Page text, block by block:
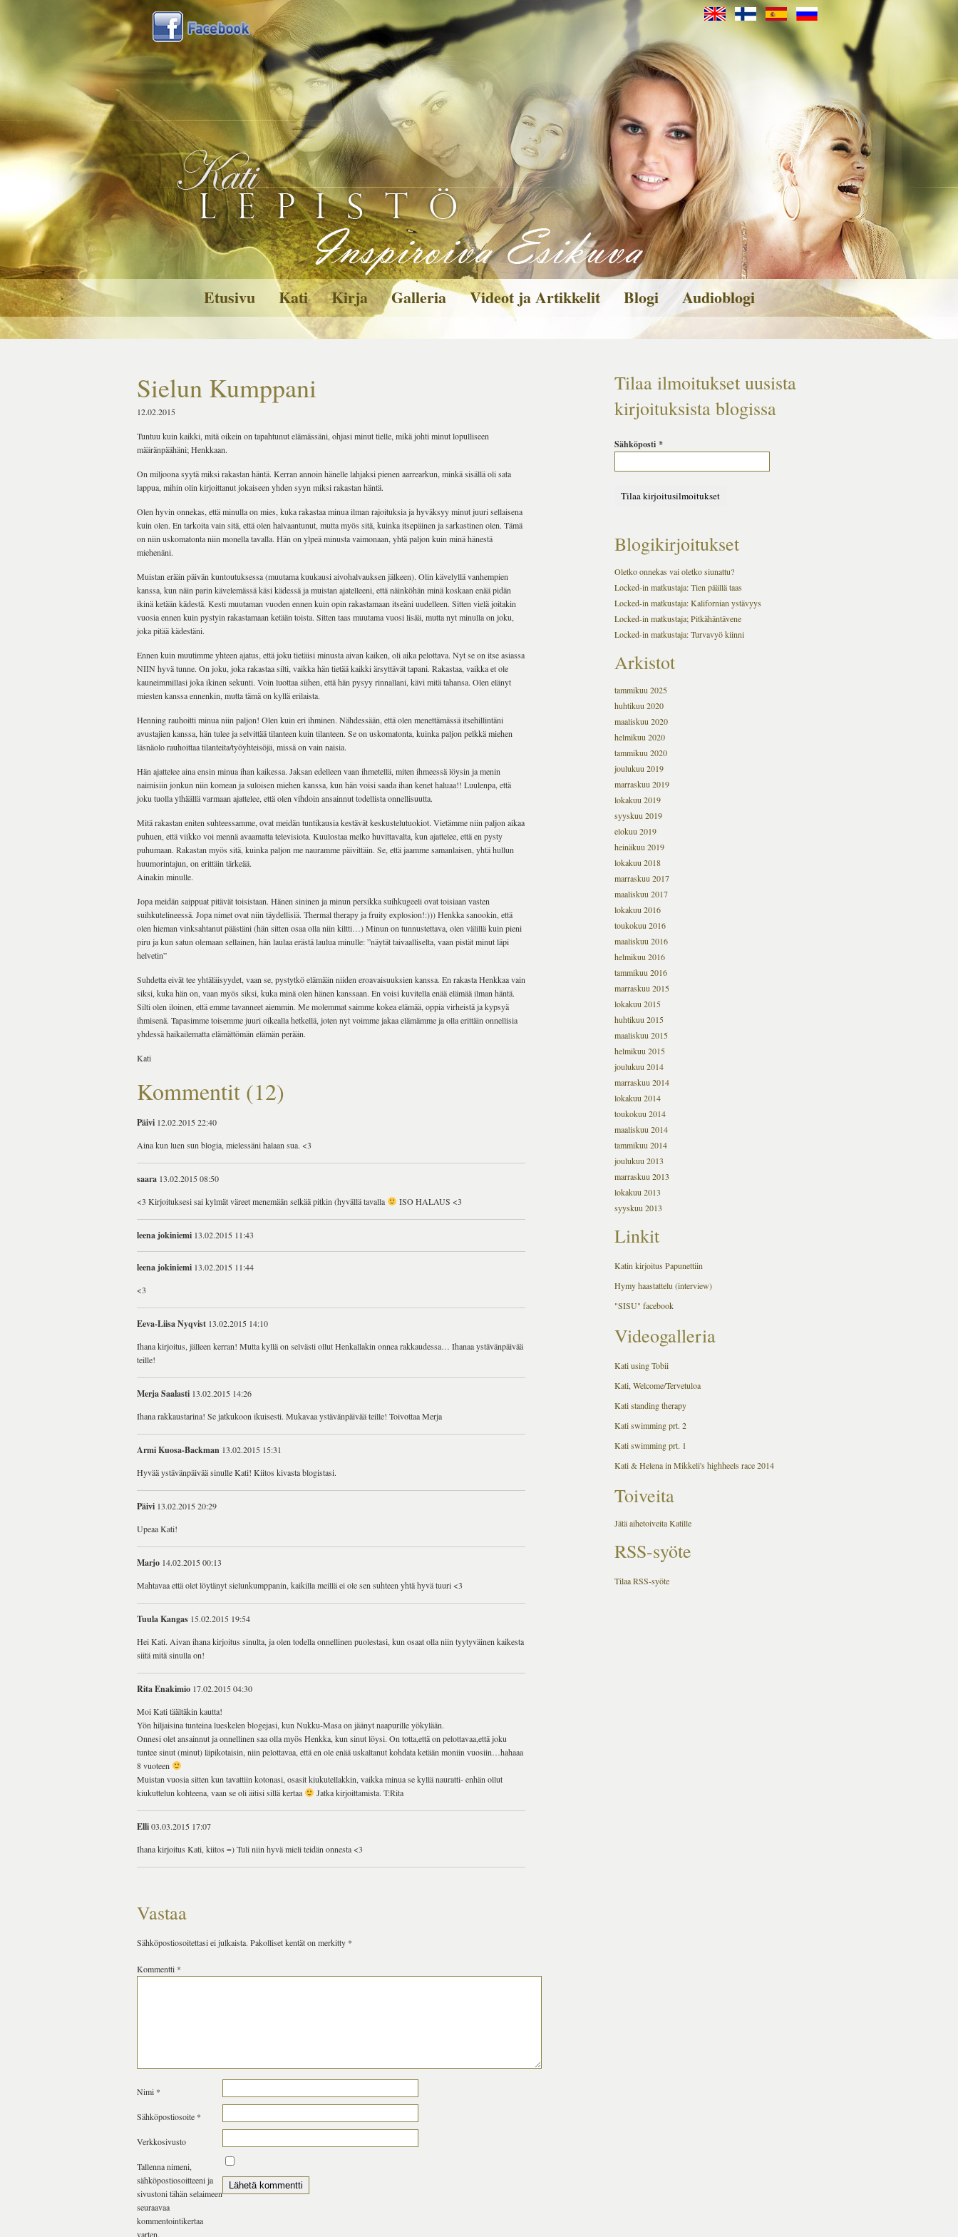
Etusivu Kati Kirja Galleria Videot ja Artikkelit Blogi
Toiveita
Audioblogi
Sielun Kumppani
12.02.2015
Tuntuu kuin kaikki, mitä oikein on tapahtunut elämässäni, ohjasi minut tielle, mikä johti minut lopulliseen
määränpäähäni; Henkkaan.
On miljoona syytä miksi rakastan häntä. Kerran annoin hänelle lahjaksi pienen aarrearkun, minkä sisällä oli sata
lappua, mihin olin kirjoittanut jokaiseen yhden syyn miksi rakastan häntä.
Olen hyvin onnekas, että minulla on mies, kuka rakastaa minua ilman rajoituksia ja hyväksyy minut juuri sellaisena
kuin olen. En tarkoita vain sitä, että olen halvaantunut, mutta myös sitä, kuinka itsepäinen ja sarkastinen olen. Tämä
on niin uskomatonta niin monella tavalla. Hän on ylpeä minusta vaimonaan, yhtä paljon kuin minä hänestä
miehenäni.
Muistan erään päivän kuntoutuksessa (muutama kuukausi aivohalvauksen jälkeen). Olin kävelyllä vanhempien
kanssa, kun näin parin kävelemässä käsi kädessä ja muistan ajatelleeni, että näinköhän minä koskaan enää pidän
ikinä ketään kädestä. Kesti muutaman vuoden ennen kuin opin rakastamaan itseäni uudelleen. Sitten vielä joitakin
vuosia ennen kuin pystyin rakastamaan ketään toista. Sitten taas muutama vuosi lisää, mutta nyt minulla on joku,
joka pitää kädestäni.
Ennen kuin muutimme yhteen ajatus, että joku tietäisi minusta aivan kaiken, oli aika pelottava. Nyt se on itse asiassa
NIIN hyvä tunne. On joku, joka rakastaa silti, vaikka hän tietää kaikki ärsyttävät tapani. Rakastaa, vaikka et ole
kauneimmillasi joka ikinen sekunti. Voin luottaa siihen, että hän pysyy rinnallani, kävi mitä tahansa. Olen elänyt
miesten kanssa ennenkin, mutta tämä on kyllä erilaista.
Henning rauhoitti minua niin paljon! Olen kuin eri ihminen. Nähdessään, että olen menettämässä itsehillintäni
avustajien kanssa, hän tulee ja selvittää tilanteen kuin tilanteen. Se on uskomatonta, kuinka paljon pelkkä miehen
läsnäolo rauhoittaa tilanteita/työyhteisöjä, missä on vain naisia.
Hän ajattelee aina ensin minua ihan kaikessa. Jaksan edelleen vaan ihmetellä, miten ihmeessä löysin ja menin
naimisiin jonkun niin komean ja suloisen miehen kanssa, kun hän voisi saada ihan kenet haluaa!! Luulenpa, että
joku tuolla ylhäällä varmaan ajattelee, että olen vihdoin ansainnut todellista onnellisuutta.
Mitä rakastan eniten suhteessamme, ovat meidän tuntikausia kestävät keskustelutuokiot. Vietämme niin paljon aikaa
puhuen, että viikko voi mennä avaamatta televisiota. Kuulostaa melko huvittavalta, kun ajattelee, että en pysty
puhumaan. Rakastan myös sitä, kuinka paljon me nauramme päivittäin. Se, että jaamme samanlaisen, yhtä hullun
huumorintajun, on erittäin tärkeää.
Ainakin minulle.
Jopa meidän saippuat pitävät toisistaan. Hänen sininen ja minun persikka suihkugeeli ovat toisiaan vasten
suihkutelineessä. Jopa nimet ovat niin täydellisiä. Thermal therapy ja fruity explosion!:))) Henkka sanookin, että
olen hieman vinksahtanut päästäni (hän sitten osaa olla niin kiltti…) Minun on tunnustettava, olen välillä kuin pieni
piru ja kun satun olemaan sellainen, hän laulaa erästä laulua minulle: ”näytät taivaalliselta, vaan pistät minut läpi
helvetin”
Suhdetta eivät tee yhtäläisyydet, vaan se, pystytkö elämään niiden eroavaisuuksien kanssa. En rakasta Henkkaa vain
siksi, kuka hän on, vaan myös siksi, kuka minä olen hänen kanssaan. En voisi kuvitella enää elämää ilman häntä.
Silti olen iloinen, että emme tavanneet aiemmin. Me molemmat saimme kokea elämää, oppia virheistä ja kypsyä
ihmisenä. Tapasimme toisemme juuri oikealla hetkellä, joten nyt voimme jakaa elämämme ja olla erittäin onnellisia
yhdessä haikailematta elämättömän elämän perään.
Kati
Kommentit (12)
Päivi 12.02.2015 22:40
Aina kun luen sun blogia, mielessäni halaan sua. <3
saara 13.02.2015 08:50
<3 Kirjoituksesi sai kylmät väreet menemään selkää pitkin (hyvällä tavalla
ISO HALAUS <3
leena jokiniemi 13.02.2015 11:43
leena jokiniemi 13.02.2015 11:44
<3
Eeva-Liisa Nyqvist 13.02.2015 14:10
Ihana kirjoitus, jälleen kerran! Mutta kyllä on selvästi ollut Henkallakin onnea rakkaudessa… Ihanaa ystävänpäivää
teille!
Merja Saalasti 13.02.2015 14:26
Ihana rakkaustarina! Se jatkukoon ikuisesti. Mukavaa ystävänpäivää teille! Toivottaa Merja
Armi Kuosa-Backman 13.02.2015 15:31
Hyvää ystävänpäivää sinulle Kati! Kiitos kivasta blogistasi.
Päivi 13.02.2015 20:29
Upeaa Kati!
Marjo 14.02.2015 00:13
Mahtavaa että olet löytänyt sielunkumppanin, kaikilla meillä ei ole sen suhteen yhtä hyvä tuuri <3
Tuula Kangas 15.02.2015 19:54
Hei Kati. Aivan ihana kirjoitus sinulta, ja olen todella onnellinen puolestasi, kun osaat olla niin tyytyväinen kaikesta
siitä mitä sinulla on!
Rita Enakimio 17.02.2015 04:30
Moi Kati täältäkin kautta!
Yön hiljaisina tunteina lueskelen blogejasi, kun Nukku-Masa on jäänyt naapurille yökylään.
Onnesi olet ansainnut ja onnellinen saa olla myös Henkka, kun sinut löysi. On totta,että on pelottavaa,että joku
tuntee sinut (minut) läpikotaisin, niin pelottavaa, että en ole enää uskaltanut kohdata ketään moniin vuosiin…hahaaa
8 vuoteen
Muistan vuosia sitten kun tavattiin kotonasi, osasit kiukutellakkin, vaikka minua se kyllä nauratti- enhän ollut
kiukuttelun kohteena, vaan se oli äitisi sillä kertaa
Jatka kirjoittamista. T:Rita
Elli03.03.2015 17:07
Ihana kirjoitus Kati, kiitos =) Tuli niin hyvä mieli teidän onnesta <3
Vastaa
Sähköpostiosoitettasi ei julkaista. Pakolliset kentät on merkitty *
Kommentti *
Nimi *
Sähköpostiosoite *
Verkkosivusto
Tallenna nimeni,
sähköpostiosoitteeni ja
sivustoni tähän selaimeen
seuraavaa
kommentointikertaa
varten.
Tilaa ilmoitukset uusista
kirjoituksista blogissa
Sähköposti *
Blogikirjoitukset
Oletko onnekas vai oletko siunattu?
Locked-in matkustaja: Tien päällä taas
Locked-in matkustaja: Kalifornian ystävyys
Locked-in matkustaja; Pitkähäntävene
Locked-in matkustaja: Turvavyö kiinni
Arkistot
tammikuu 2025
huhtikuu 2020
maaliskuu 2020
helmikuu 2020
tammikuu 2020
joulukuu 2019
marraskuu 2019
lokakuu 2019
syyskuu 2019
elokuu 2019
heinäkuu 2019
lokakuu 2018
marraskuu 2017
maaliskuu 2017
lokakuu 2016
toukokuu 2016
maaliskuu 2016
helmikuu 2016
tammikuu 2016
marraskuu 2015
lokakuu 2015
huhtikuu 2015
maaliskuu 2015
helmikuu 2015
joulukuu 2014
marraskuu 2014
lokakuu 2014
toukokuu 2014
maaliskuu 2014
tammikuu 2014
joulukuu 2013
marraskuu 2013
lokakuu 2013
syyskuu 2013
Linkit
Katin kirjoitus Papunettiin
Hymy haastattelu (interview)
"SISU" facebook
Videogalleria
Kati using Tobii
Kati, Welcome/Tervetuloa
Kati standing therapy
Kati swimming prt. 2
Kati swimming prt. 1
Kati & Helena in Mikkeli's highheels race 2014
Toiveita
Jätä aihetoiveita Katille
RSS-syöte
Tilaa RSS-syöte